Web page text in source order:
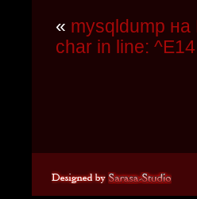
« mysqldump на
char in line: ^E14